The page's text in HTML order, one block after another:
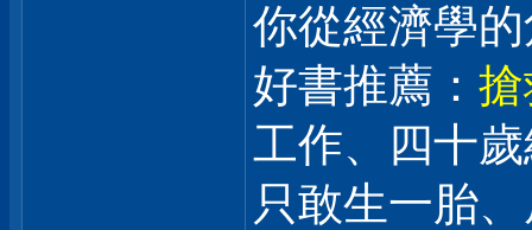
你從經濟學
好書推薦：
工作、四十
只敢生一胎